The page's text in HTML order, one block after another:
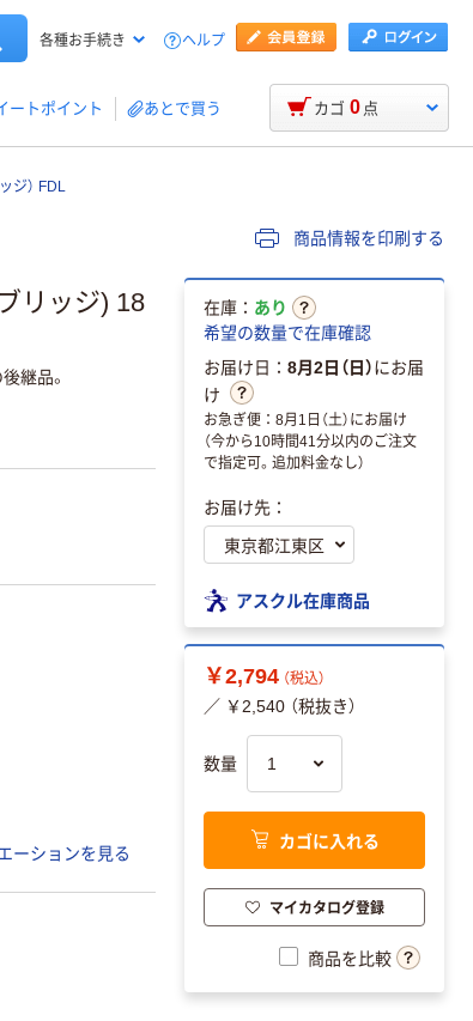
各種お手続き ヘルプ
ートポイント あとで買う カゴ 0 点
ジ） FDL
商品情報を印刷する
リッジ) 18
継品。
ーションを見る
在庫： あり
希望の数量で在庫確認
お届け日： 8月2日（日）にお届
け
お急ぎ便：8月1日（土）にお届け
（今から10時間41分以内のご注文
で指定可。追加料金なし）
お届け先：
アスクル在庫商品
￥2,794 （税込）
／ ￥2,540 （税抜き）
数量
カゴに入れる
マイカタログ登録
商品を比較